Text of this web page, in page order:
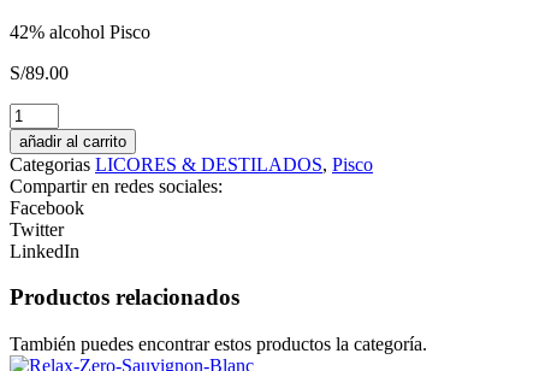
42% alcohol Pisco
S/89.00
Cañazo
Caña
Alta
Reposado
cantidad
añadir al carrito
Categorias LICORES & DESTILADOS, Pisco
Compartir en redes sociales:
Facebook
Twitter
LinkedIn
Productos relacionados
También puedes encontrar estos productos la categoría.